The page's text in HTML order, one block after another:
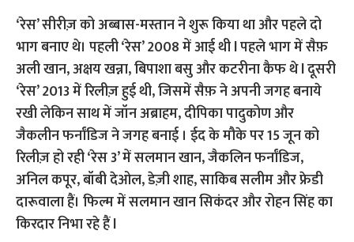
‘रेस’ सीरीज़ को अब्बास-मस्तान ने शुरू किया था और पहले दो
भाग बनाए थे। पहली ‘रेस’ 2008 में आई थी l पहले भाग में सैफ़
अली खान, अक्षय खन्ना, बिपाशा बसु और कटरीना कैफ थे l दूसरी
‘रेस’ 2013 में रिलीज़ हुई थी, जिसमें सैफ़ ने अपनी जगह बनाये
रखी लेकिन साथ में जॉन अब्राहम, दीपिका पादुकोण और
जैकलीन फर्नांडिज ने जगह बनाई । ईद के मौके पर 15 जून को
रिलीज़ हो रही ‘रेस 3’ में सलमान खान, जैकलिन फर्नांडिज,
अनिल कपूर, बॉबी देओल, डेज़ी शाह, साकिब सलीम और फ्रेडी
दारूवाला हैं। फिल्म में सलमान खान सिकंदर और रोहन सिंह का
किरदार निभा रहे हैं l